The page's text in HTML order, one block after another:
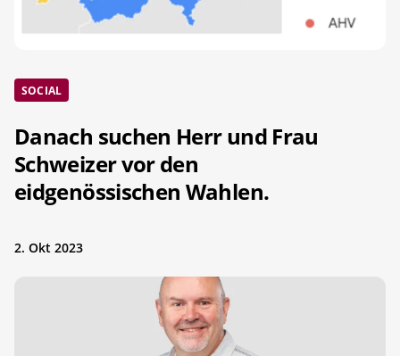
SOCIAL
Danach suchen Herr und Frau
Schweizer vor den
eidgenössischen Wahlen.
2. Okt 2023